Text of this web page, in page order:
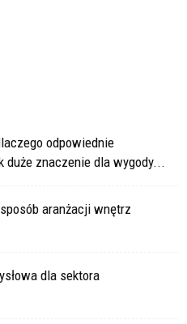
odpowiednie
znaczenie dla wygody...
aranżacji wnętrz
dla sektora